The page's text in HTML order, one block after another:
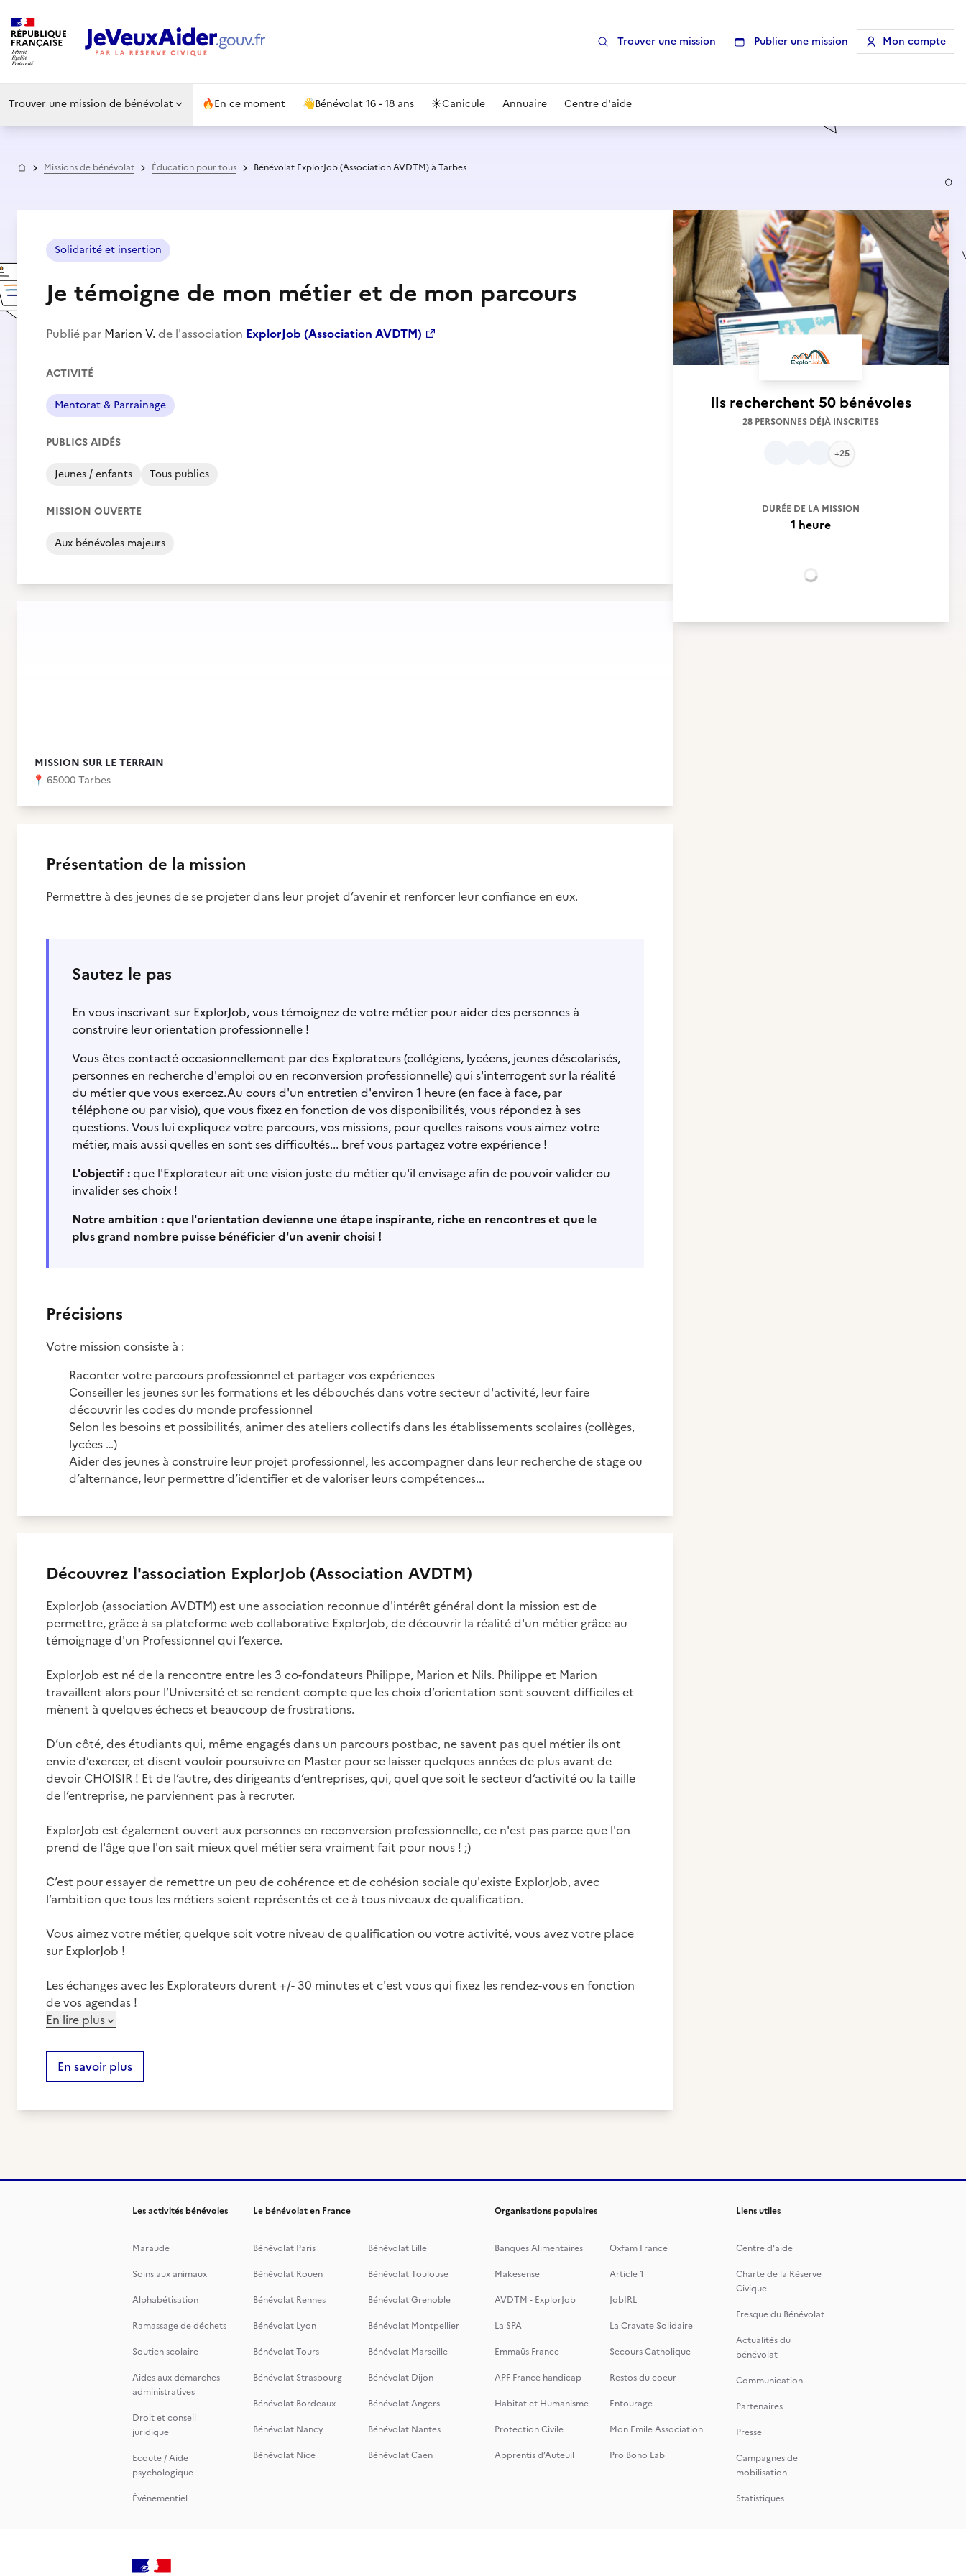
Trouver une mission Publier une mission Mon compte
Trouver une mission de bénévolat 🔥En ce moment 👋Bénévolat 16 - 18 ans ☀️Canicule Annuaire Centre d'aide
AccueilMissions de bénévolat Éducation pour tous Bénévolat ExplorJob (Association AVDTM) à Tarbes
Solidarité et insertion
Je témoigne de mon métier et de mon parcours
Publié par Marion V. de l'association ExplorJob (Association AVDTM)
ACTIVITÉ
Mentorat & Parrainage
PUBLICS AIDÉS
Jeunes / enfants Tous publics
MISSION OUVERTE
Aux bénévoles majeurs
MISSION SUR LE TERRAIN
📍 65000 Tarbes
Présentation de la mission
Permettre à des jeunes de se projeter dans leur projet d’avenir et renforcer leur confiance en eux.
Sautez le pas
En vous inscrivant sur ExplorJob, vous témoignez de votre métier pour aider des personnes à
construire leur orientation professionnelle !
Vous êtes contacté occasionnellement par des Explorateurs (collégiens, lycéens, jeunes déscolarisés,
personnes en recherche d'emploi ou en reconversion professionnelle) qui s'interrogent sur la réalité
du métier que vous exercez.Au cours d'un entretien d'environ 1 heure (en face à face, par
téléphone ou par visio), que vous fixez en fonction de vos disponibilités, vous répondez à ses
questions. Vous lui expliquez votre parcours, vos missions, pour quelles raisons vous aimez votre
métier, mais aussi quelles en sont ses difficultés... bref vous partagez votre expérience !
L'objectif :que l'Explorateur ait une vision juste du métier qu'il envisage afin de pouvoir valider ou
invalider ses choix !
Notre ambition : que l'orientation devienne une étape inspirante, riche en rencontres et que le
plus grand nombre puisse bénéficier d'un avenir choisi !
Précisions
Votre mission consiste à :
Raconter votre parcours professionnel et partager vos expériences
Conseiller les jeunes sur les formations et les débouchés dans votre secteur d'activité, leur faire
découvrir les codes du monde professionnel
Selon les besoins et possibilités, animer des ateliers collectifs dans les établissements scolaires (collèges,
lycées …)
Aider des jeunes à construire leur projet professionnel, les accompagner dans leur recherche de stage ou
d’alternance, leur permettre d’identifier et de valoriser leurs compétences...
Découvrez l'association ExplorJob (Association AVDTM)
ExplorJob (association AVDTM) est une association reconnue d'intérêt général dont la mission est de
permettre, grâce à sa plateforme web collaborative ExplorJob, de découvrir la réalité d'un métier grâce au
témoignage d'un Professionnel qui l’exerce.
ExplorJob est né de la rencontre entre les 3 co-fondateurs Philippe, Marion et Nils. Philippe et Marion
travaillent alors pour l’Université et se rendent compte que les choix d’orientation sont souvent difficiles et
mènent à quelques échecs et beaucoup de frustrations.
D’un côté, des étudiants qui, même engagés dans un parcours postbac, ne savent pas quel métier ils ont
envie d’exercer, et disent vouloir poursuivre en Master pour se laisser quelques années de plus avant de
devoir CHOISIR ! Et de l’autre, des dirigeants d’entreprises, qui, quel que soit le secteur d’activité ou la taille
de l’entreprise, ne parviennent pas à recruter.
ExplorJob est également ouvert aux personnes en reconversion professionnelle, ce n'est pas parce que l'on
prend de l'âge que l'on sait mieux quel métier sera vraiment fait pour nous ! ;)
C’est pour essayer de remettre un peu de cohérence et de cohésion sociale qu'existe ExplorJob, avec
l’ambition que tous les métiers soient représentés et ce à tous niveaux de qualification.
Vous aimez votre métier, quelque soit votre niveau de qualification ou votre activité, vous avez votre place
sur ExplorJob !
Les échanges avec les Explorateurs durent +/- 30 minutes et c'est vous qui fixez les rendez-vous en fonction
de vos agendas !
En lire plus
En savoir plus
Ils recherchent 50 bénévoles
28 PERSONNES DÉJÀ INSCRITES
+25
DURÉE DE LA MISSION
1 heure
Chargement...
Les activités bénévoles
Maraude
Soins aux animaux
Alphabétisation
Ramassage de déchets
Soutien scolaire
Aides aux démarches
administratives
Droit et conseil
juridique
Ecoute / Aide
psychologique
Événementiel
Le bénévolat en France
Bénévolat Paris
Bénévolat Lille
Bénévolat Rouen
Bénévolat Toulouse
Bénévolat Rennes
Bénévolat Grenoble
Bénévolat Lyon
Bénévolat Montpellier
Bénévolat Tours
Bénévolat Marseille
Bénévolat Strasbourg
Bénévolat Dijon
Bénévolat Bordeaux
Bénévolat Angers
Bénévolat Nancy
Bénévolat Nantes
Bénévolat Nice
Bénévolat Caen
Organisations populaires
Banques Alimentaires
Oxfam France
Makesense
Article 1
AVDTM - ExplorJob
JobIRL
La SPA
La Cravate Solidaire
Emmaüs France
Secours Catholique
APF France handicap
Restos du coeur
Habitat et Humanisme
Entourage
Protection Civile
Mon Emile Association
Apprentis d’Auteuil
Pro Bono Lab
Liens utiles
Centre d'aide
Charte de la Réserve
Civique
Fresque du Bénévolat
Actualités du
bénévolat
Communication
Partenaires
Presse
Campagnes de
mobilisation
Statistiques